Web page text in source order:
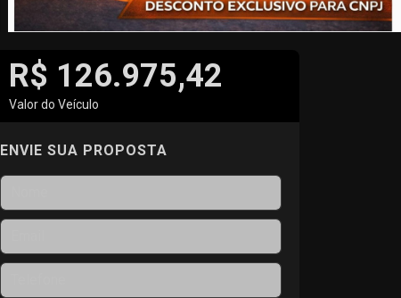
R$ 126.975,42
Valor do Veículo
ENVIE SUA PROPOSTA